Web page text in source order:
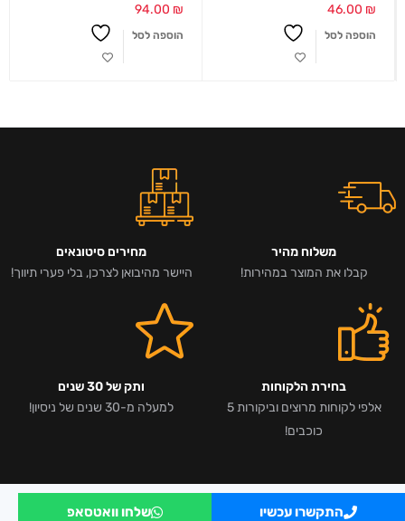
46.00 ₪
הוספה לסל
94.00 ₪
הוספה לסל
משלוח מהיר
קבלו את המוצר במהירות!
מחירים סיטונאים
היישר מהיבואן לצרכן, בלי פערי תיווך!
בחירת הלקוחות
אלפי לקוחות מרוצים וביקורות 5
כוכבים!
ותק של 30 שנים
למעלה מ-30 שנים של ניסיון!
התקשרו עכשיו שלחו וואטסאפ